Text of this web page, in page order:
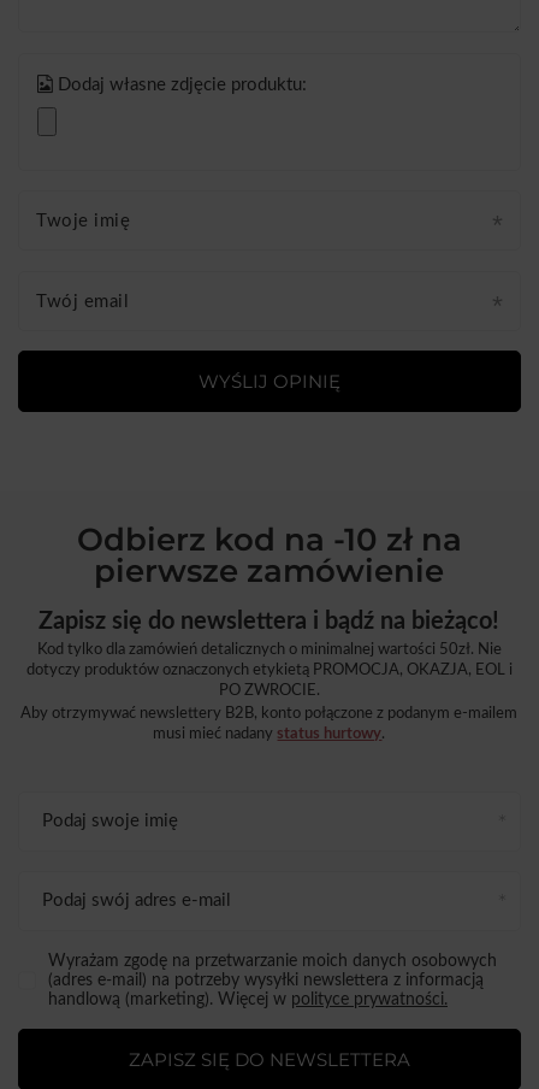
Dodaj własne zdjęcie produktu:
Twoje imię
Twój email
WYŚLIJ OPINIĘ
Odbierz kod na -10 zł na
pierwsze zamówienie
Zapisz się do newslettera i bądź na bieżąco!
Kod tylko dla zamówień detalicznych o minimalnej wartości 50zł. Nie
dotyczy produktów oznaczonych etykietą PROMOCJA, OKAZJA, EOL i
PO ZWROCIE.
Aby otrzymywać newslettery B2B, konto połączone z podanym e-mailem
musi mieć nadany status hurtowy.
Podaj swoje imię
Podaj swój adres e-mail
Wyrażam zgodę na przetwarzanie moich danych osobowych
(adres e-mail) na potrzeby wysyłki newslettera z informacją
handlową (marketing). Więcej w polityce prywatności.
ZAPISZ SIĘ DO NEWSLETTERA